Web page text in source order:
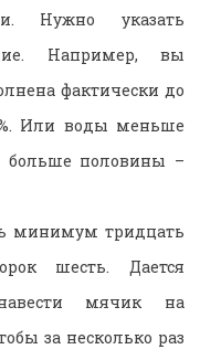
Нужно указать
Например, вы
фактически до
Или воды меньше
больше половины –
минимум тридцать
шесть. Дается
мячик на
за несколько раз